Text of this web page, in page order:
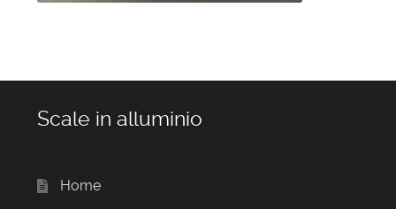
Scale in alluminio
Home